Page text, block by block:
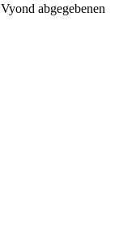
abgegebenen